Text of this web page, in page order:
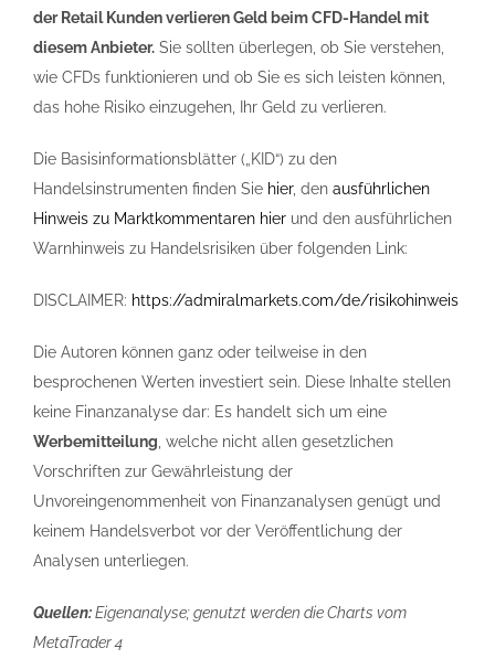
der Retail Kunden verlieren Geld beim CFD-Handel mit
diesem Anbieter. Sie sollten überlegen, ob Sie verstehen,
wie CFDs funktionieren und ob Sie es sich leisten können,
das hohe Risiko einzugehen, Ihr Geld zu verlieren.
Die Basisinformationsblätter („KID“) zu den
Handelsinstrumenten finden Sie hier, den ausführlichen
Hinweis zu Marktkommentaren hier und den ausführlichen
Warnhinweis zu Handelsrisiken über folgenden Link:
DISCLAIMER: https://admiralmarkets.com/de/risikohinweis
Die Autoren können ganz oder teilweise in den
besprochenen Werten investiert sein. Diese Inhalte stellen
keine Finanzanalyse dar: Es handelt sich um eine
Werbemitteilung , welche nicht allen gesetzlichen
Vorschriften zur Gewährleistung der
Unvoreingenommenheit von Finanzanalysen genügt und
keinem Handelsverbot vor der Veröffentlichung der
Analysen unterliegen.
Quellen:Eigenanalyse; genutzt werden die Charts vom
MetaTrader 4